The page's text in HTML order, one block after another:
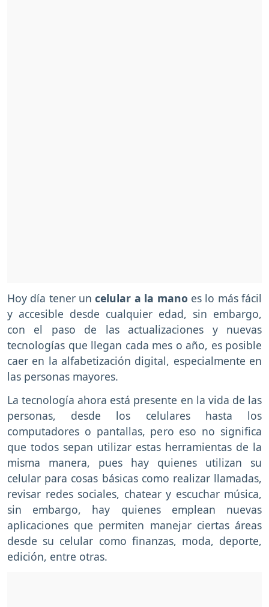
Hoy día tener uncelular a la mano es lo más fácil
y accesible desde cualquier edad, sin embargo,
con el paso de las actualizaciones y nuevas
tecnologías que llegan cada mes o año, es posible
caer en la alfabetización digital, especialmente en
las personas mayores.
La tecnología ahora está presente en la vida de las
personas, desde los celulares hasta los
computadores o pantallas, pero eso no significa
que todos sepan utilizar estas herramientas de la
misma manera, pues hay quienes utilizan su
celular para cosas básicas como realizar llamadas,
revisar redes sociales, chatear y escuchar música,
sin embargo, hay quienes emplean nuevas
aplicaciones que permiten manejar ciertas áreas
desde su celular como finanzas, moda, deporte,
edición, entre otras.